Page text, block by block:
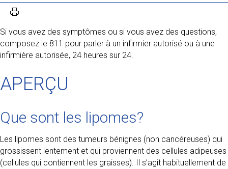
Si vous avez des symptômes ou si vous avez des questions,
composez le 811 pour parler à un infirmier autorisé ou à une
infirmière autorisée, 24 heures sur 24.
APERÇU
Que sont les lipomes?
Les lipomes sont des tumeurs bénignes (non cancéreuses) qui
grossissent lentement et qui proviennent des cellules adipeuses
(cellules qui contiennent les graisses). Il s’agit habituellement de